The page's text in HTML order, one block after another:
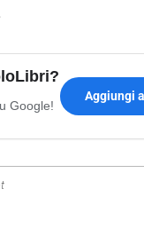
Google!
Aggiungi